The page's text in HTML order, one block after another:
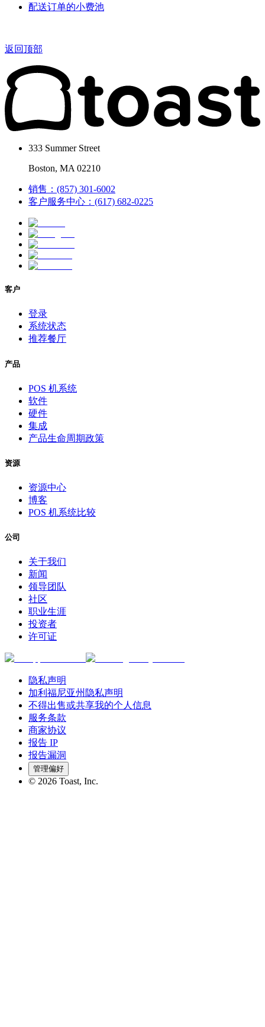
配送订单的小费池
返回顶部
333 Summer Street
Boston, MA 02210
销售：(857) 301-6002
客户服务中心：(617) 682-0225
客户
登录
系统状态
推荐餐厅
产品
POS 机系统
软件
硬件
集成
产品生命周期政策
资源
资源中心
博客
POS 机系统比较
公司
关于我们
新闻
领导团队
社区
职业生涯
投资者
许可证
隐私声明
加利福尼亚州隐私声明
不得出售或共享我的个人信息
服务条款
商家协议
报告 IP
报告漏洞
管理偏好
© 2026 Toast, Inc.